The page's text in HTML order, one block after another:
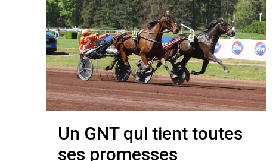
Un GNT qui tient toutes
ses promesses